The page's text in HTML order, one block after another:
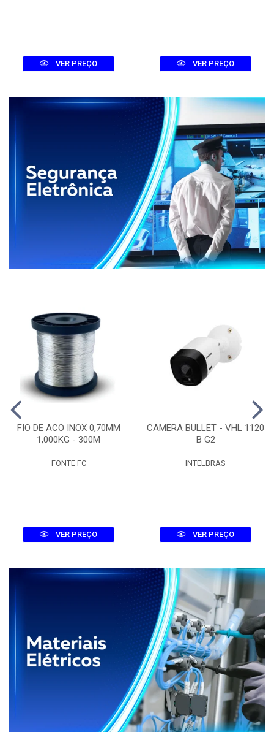
VER PREÇO VER PREÇO
FIO DE ACO INOX 0,70MM
1,000KG - 300M
FONTE FC
VER PREÇO
CAMERA BULLET - VHL 1120
B G2
INTELBRAS
VER PREÇO